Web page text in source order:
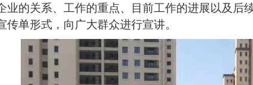
业的关系、工作的重点、目前工作的进展以及后
传单形式，向广大群众进行宣讲。